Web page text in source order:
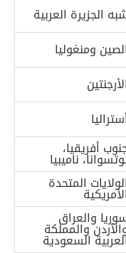
الجزيرة العربية
الصين ومنغوليا
الأرجنتين
أفريقيا،
ناميبيا
الولايات المتحدة
الأمريكية
والعراق
والمملكة
السعودية